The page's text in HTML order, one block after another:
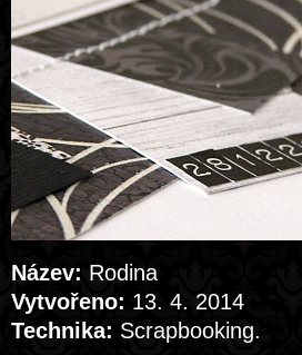
Název: Rodina
Vytvořeno: 13. 4. 2014
Technika: Scrapbooking.